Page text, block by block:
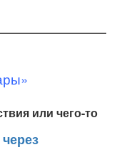
или чего-то